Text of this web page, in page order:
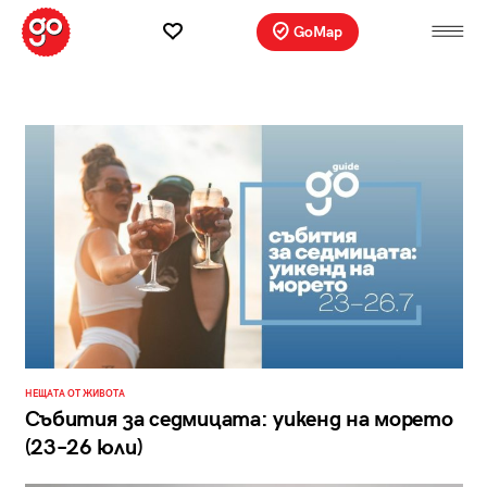
GoMap
НЕЩАТА ОТ ЖИВОТА
Събития за седмицата: уикенд на морето
(23–26 юли)